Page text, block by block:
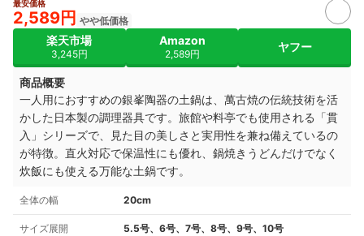
最安価格
2,589円 やや低価格
楽天市場
3,245円
Amazon
2,589円
ヤフー
商品概要
一人用におすすめの銀峯陶器の土鍋は、萬古焼の伝統技術を活
かした日本製の調理器具です。旅館や料亭でも使用される「貫
入」シリーズで、見た目の美しさと実用性を兼ね備えているの
が特徴。直火対応で保温性にも優れ、鍋焼きうどんだけでなく
炊飯にも使える万能な土鍋です。
全体の幅 20cm
サイズ展開 5.5号、6号、7号、8号、9号、10号